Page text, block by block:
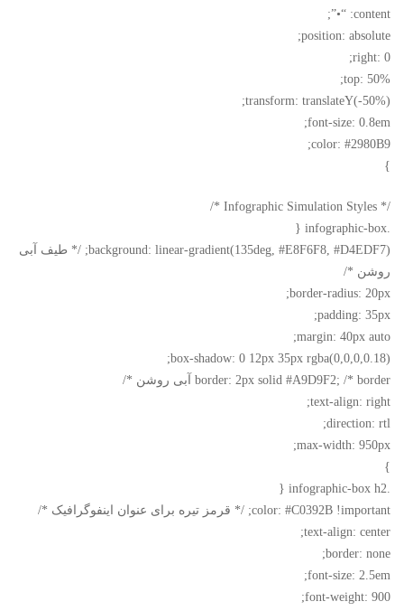
content: “•”;
position: absolute;
right: 0;
top: 50%;
transform: translateY(-50%);
font-size: 0.8em;
color: #2980B9;
}
/* Infographic Simulation Styles */
.infographic-box {
background: linear-gradient(135deg, #E8F6F8, #D4EDF7); /* طیف آبی
روشن */
border-radius: 20px;
padding: 35px;
margin: 40px auto;
box-shadow: 0 12px 35px rgba(0,0,0,0.18);
border: 2px solid #A9D9F2; /* border آبی روشن */
text-align: right;
direction: rtl;
max-width: 950px;
}
.infographic-box h2 {
color: #C0392B !important; /* قرمز تیره برای عنوان اینفوگرافیک */
text-align: center;
border: none;
font-size: 2.5em;
font-weight: 900;